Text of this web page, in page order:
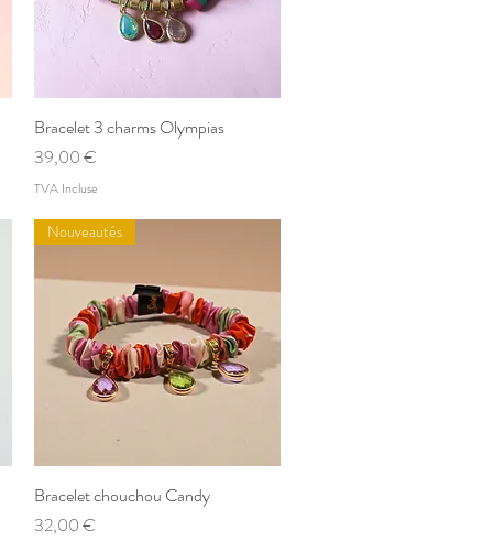
Aperçu rapide
Bracelet 3 charms Olympias
Prix
39,00 €
TVA Incluse
Aperçu rapide
Nouveautés
Bracelet chouchou Candy
Prix
32,00 €